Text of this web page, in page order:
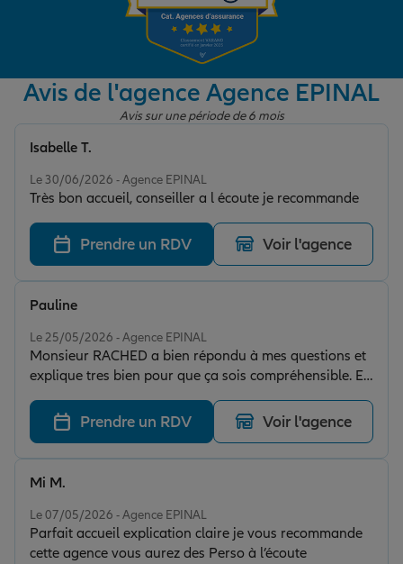
Garantie des accidents de la vie
Assurance scolaire
Protection juridique
Retraite
Avis de l'agence Agence EPINAL
Avis sur une période de 6 mois
Le 30/06/2026 - Agence EPINAL
Très bon accueil, conseiller a l écoute je recommande
Isabelle T.
Prendre un RDV Voir l'agence
Le 25/05/2026 - Agence EPINAL
Monsieur RACHED a bien répondu à mes questions et
explique tres bien pour que ça sois compréhensible. Et
reste très disponible pour ses clients !
Pauline
Prendre un RDV Voir l'agence
Le 07/05/2026 - Agence EPINAL
Parfait accueil explication claire je vous recommande
cette agence vous aurez des Perso à l’écoute
Mi M.